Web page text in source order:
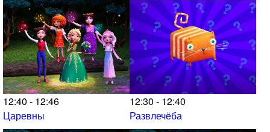
12:40 - 12:46
Царевны
12:30 - 12:40
Развлечёба